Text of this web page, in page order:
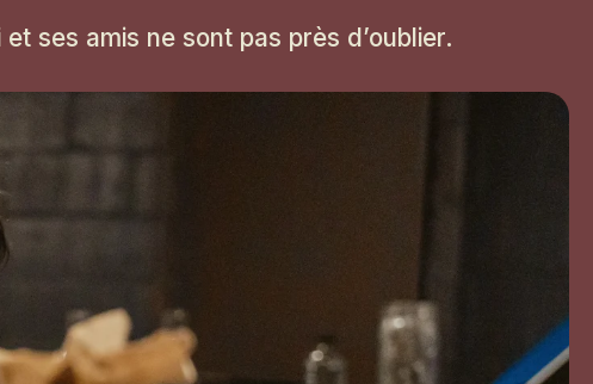
ses amis ne sont pas près d’oublier.